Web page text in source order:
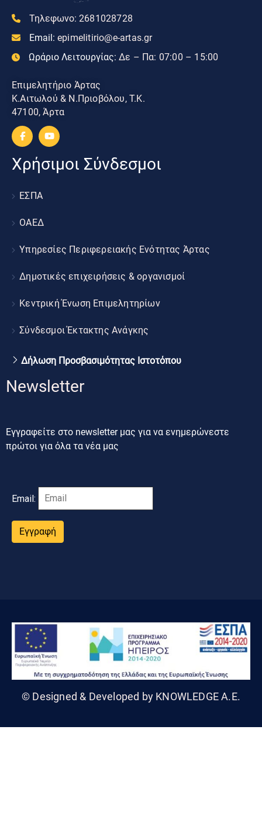
Τηλεφωνο: 2681028728
Email: epimelitirio@e-artas.gr
Ωράριο Λειτουργίας: Δε – Πα: 07:00 – 15:00
Επιμελητήριο Άρτας
Κ.Αιτωλού & Ν.Πριοβόλου, Τ.Κ.
47100, Άρτα
Χρήσιμοι Σύνδεσμοι
ΕΣΠΑ
ΟΑΕΔ
Υπηρεσίες Περιφερειακής Ενότητας Άρτας
Δημοτικές επιχειρήσεις & οργανισμοί
Κεντρική Ένωση Επιμελητηρίων
Σύνδεσμοι Έκτακτης Ανάγκης
Δήλωση Προσβασιμότητας Ιστοτόπου
Newsletter
Εγγραφείτε στο newsletter μας για να ενημερώνεστε
πρώτοι για όλα τα νέα μας
Email:
Εγγραφή
© Designed & Developed by KNOWLEDGE A.E.